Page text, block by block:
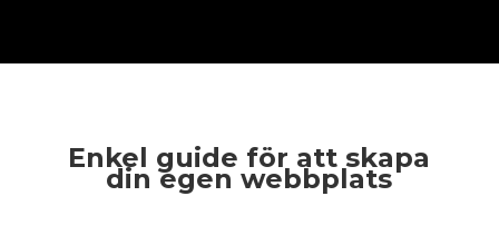
Enkel guide för att skapa
din egen webbplats